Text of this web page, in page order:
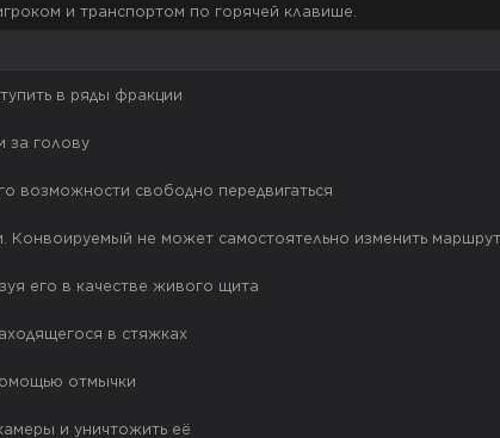
и транспортом по горячей клавише.
в ряды фракции
за голову
возможности свободно передвигаться
Конвоируемый не может самостоятельно изменить
его в качестве живого щита
в стяжках
отмычки
и уничтожить её